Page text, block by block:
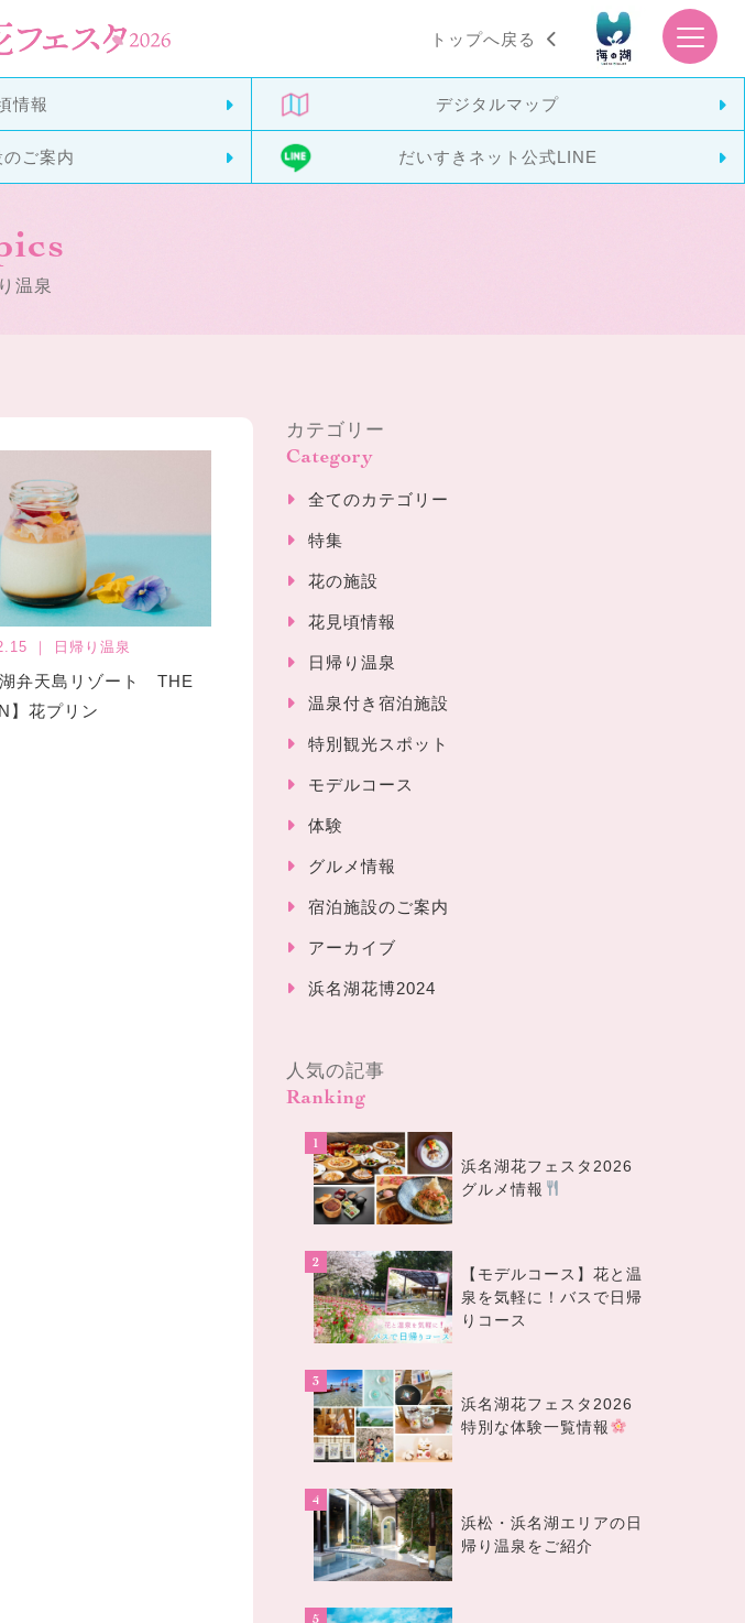
トップへ戻る
情報 デジタルマップ
ご案内 だいすきネット 公式LINE
温泉
｜ 日帰り温泉
湖弁天島リゾート THE
】花プリン
カテゴリー
Category
全てのカテゴリー
特集
花の施設
花見頃情報
日帰り温泉
温泉付き宿泊施設
特別観光スポット
モデルコース
体験
グルメ情報
宿泊施設のご案内
アーカイブ
浜名湖花博2024
人気の記事
Ranking
浜名湖花フェスタ2026
グルメ情報
【モデルコース】花と温
泉を気軽に！バスで日帰
りコース
浜名湖花フェスタ2026
特別な体験一覧情報
浜松・浜名湖エリアの日
帰り温泉をご紹介